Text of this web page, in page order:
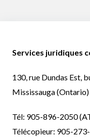
Services juridiques
130, rue Dundas Est,
Mississauga
Tél: 905-896-2050
Télécopieur: 905-